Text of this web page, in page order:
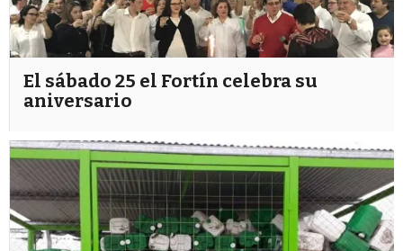
El sábado 25 el Fortín celebra su
aniversario